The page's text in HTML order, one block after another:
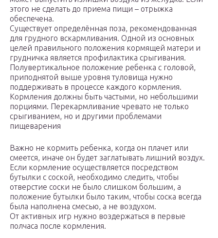
этого не сделать до приема пищи – отрыжка
обеспечена.
Существует определённая поза, рекомендованная
для грудного вскармливания. Одной из основных
целей правильного положения кормящей матери и
грудничка является профилактика срыгивания.
Полувертикальное положение ребенка с головой,
приподнятой выше уровня туловища нужно
поддерживать в процессе каждого кормления.
Кормления должны быть частыми, но небольшими
порциями. Перекармливание чревато не только
срыгиванием, но и другими проблемами
пищеварения
Важно не кормить ребенка, когда он плачет или
смеется, иначе он будет заглатывать лишний воздух.
Если кормление осуществляется посредством
бутылки с соской, необходимо следить, чтобы
отверстие соски не было слишком большим, а
положение бутылки было таким, чтобы соска всегда
была наполнена смесью, а не воздухом.
От активных игр нужно воздержаться в первые
полчаса после кормления.